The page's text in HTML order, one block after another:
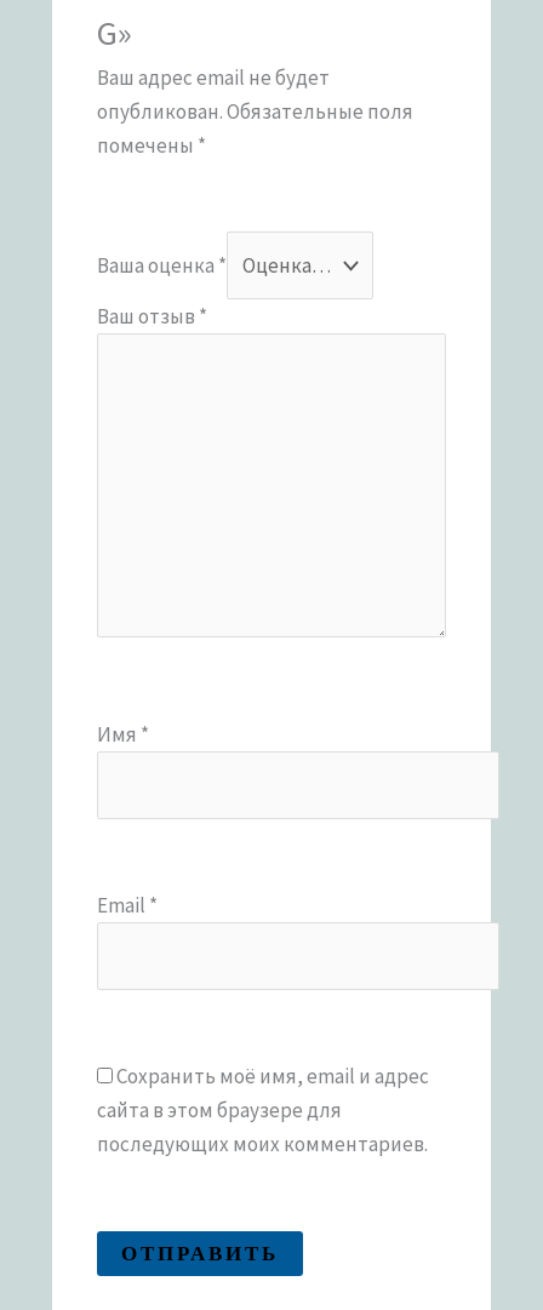
G»
Ваш адрес email не будет
опубликован.Обязательные поля
помечены *
Ваша оценка *
Ваш отзыв *
Имя *
Email *
Сохранить моё имя, email и адрес
сайта в этом браузере для
последующих моих комментариев.